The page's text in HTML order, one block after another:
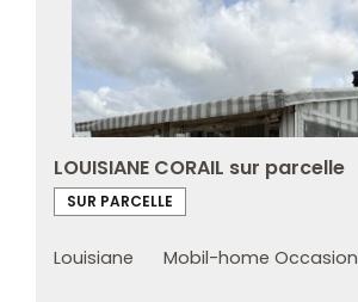
LOUISIANE CORAIL sur parcelle
SUR PARCELLE
Louisiane Mobil-home Occasion